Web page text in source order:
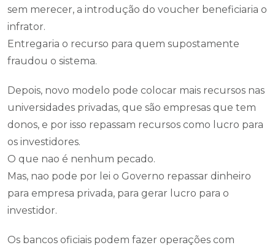
sem merecer, a introdução do voucher beneficiaria o
infrator.
Entregaria o recurso para quem supostamente
fraudou o sistema.
Depois, novo modelo pode colocar mais recursos nas
universidades privadas, que são empresas que tem
donos, e por isso repassam recursos como lucro para
os investidores.
O que nao é nenhum pecado.
Mas, nao pode por lei o Governo repassar dinheiro
para empresa privada, para gerar lucro para o
investidor.
Os bancos oficiais podem fazer operações com